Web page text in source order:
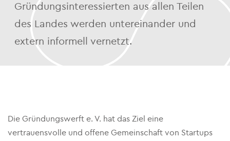
Gründungsinteressierten aus allen Teilen
des Landes werden untereinander und
extern informell vernetzt.
Die Gründungswerft e. V. hat das Ziel eine
vertrauensvolle und offene Gemeinschaft von Startups